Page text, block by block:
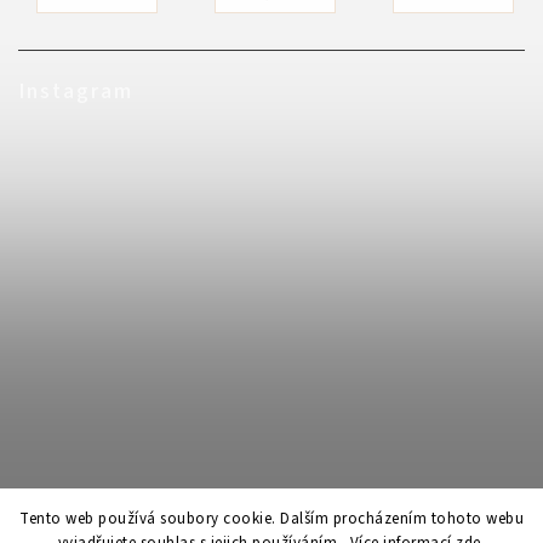
Tento web používá soubory cookie. Dalším procházením tohoto webu
Jak mi přijde objednávka zabalená?